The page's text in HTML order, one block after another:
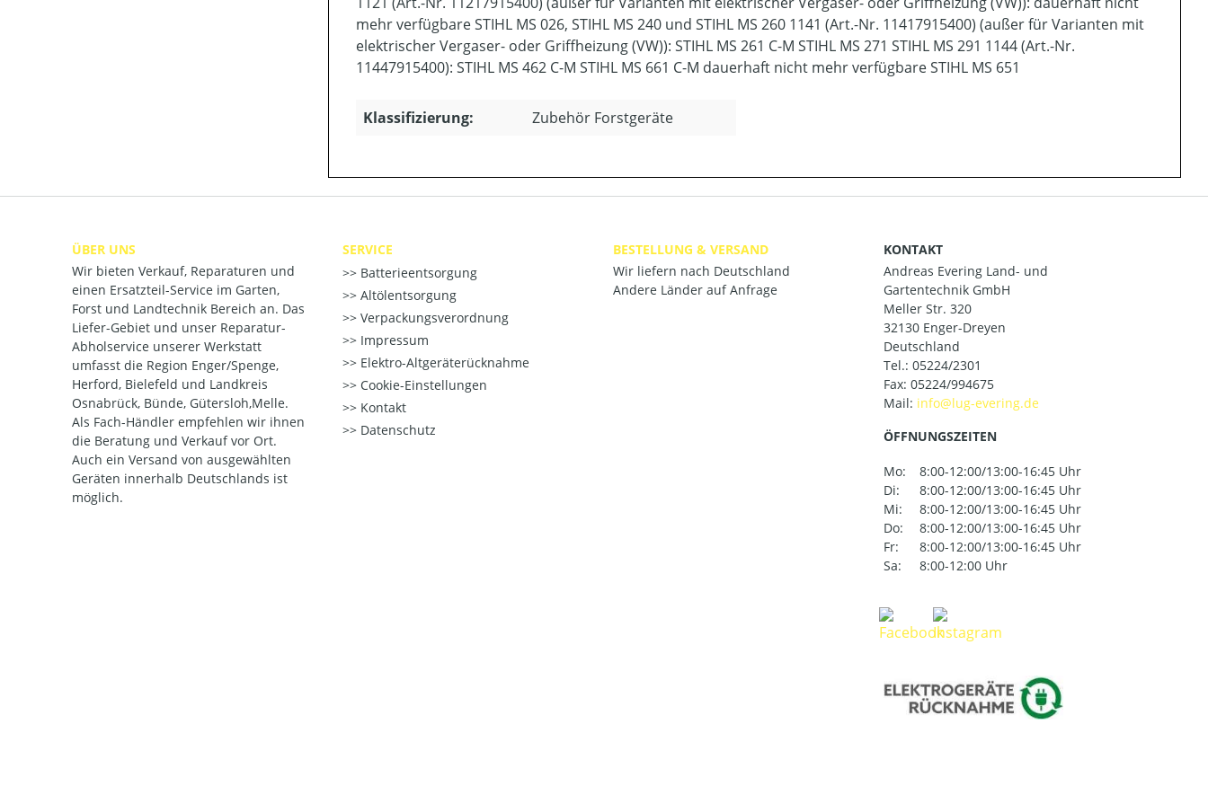
mehr verfügbare STIHL MS 026, STIHL MS 240 und STIHL MS 260 1141 (Art.-Nr. 11417915400) (außer für Varianten mit
elektrischer Vergaser- oder Griffheizung (VW)): STIHL MS 261 C-M STIHL MS 271 STIHL MS 291 1144 (Art.-Nr.
11447915400): STIHL MS 462 C-M STIHL MS 661 C-M dauerhaft nicht mehr verfügbare STIHL MS 651
Klassifizierung: Zubehör Forstgeräte
ÜBER UNS
Wir bieten Verkauf, Reparaturen und
einen Ersatzteil-Service im Garten,
Forst und Landtechnik Bereich an. Das
Liefer-Gebiet und unser Reparatur-
Abholservice unserer Werkstatt
umfasst die Region Enger/Spenge,
Herford, Bielefeld und Landkreis
Osnabrück, Bünde, Gütersloh,Melle.
Als Fach-Händler empfehlen wir ihnen
die Beratung und Verkauf vor Ort.
Auch ein Versand von ausgewählten
Geräten innerhalb Deutschlands ist
möglich.
SERVICE
Batterieentsorgung
Altölentsorgung
Verpackungsverordnung
Impressum
Elektro-Altgeräterücknahme
Cookie-Einstellungen
Kontakt
Datenschutz
BESTELLUNG & VERSAND
Wir liefern nach Deutschland
Andere Länder auf Anfrage
KONTAKT
Andreas Evering Land- und
Gartentechnik GmbH
Meller Str. 320
32130 Enger-Dreyen
Deutschland
Tel.: 05224/2301
Fax: 05224/994675
Mail:
ÖFFNUNGSZEITEN
Mo:
8:00-12:00/13:00-16:45 Uhr
Di:
8:00-12:00/13:00-16:45 Uhr
Mi:
8:00-12:00/13:00-16:45 Uhr
Do:
8:00-12:00/13:00-16:45 Uhr
Fr:
8:00-12:00/13:00-16:45 Uhr
Sa:
8:00-12:00 Uhr